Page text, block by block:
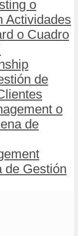
o
Actividades
o Cuadro
de
o
de
de Gestión